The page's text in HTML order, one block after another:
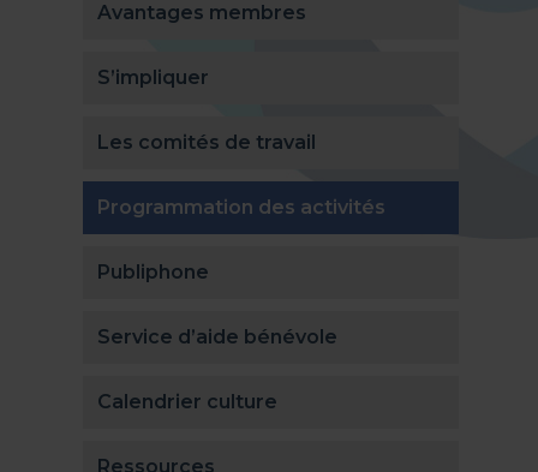
Avantages membres
S’impliquer
Les comités de travail
Programmation des activités
Publiphone
Service d’aide bénévole
Calendrier culture
Ressources